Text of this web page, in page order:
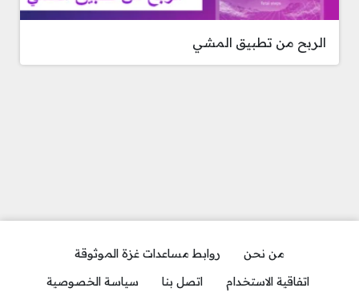
الربح من تطبيق المشي
من نحن
روابط مساعدات غزة الموثوقة
اتفاقية الاستخدام
اتصل بنا سياسة الخصوصية